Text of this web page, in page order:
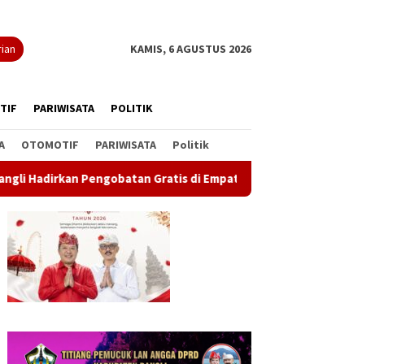
KAMIS, 6 AGUSTUS 2026
PARIWISATA POLITIK
OTOMOTIF PARIWISATA Politik
Gratis di Empat Kecamatan Wujudkan Pelayanan Kesehatan
Partai Demokrat Bali Santuni
Keluarga Korban Tragedi
Bendera Merah Putih 100
Meter Membentang, Bupati